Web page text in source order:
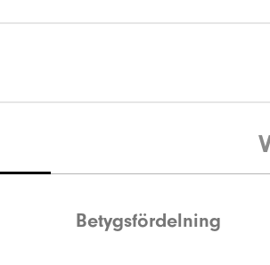
Betygsfördelning